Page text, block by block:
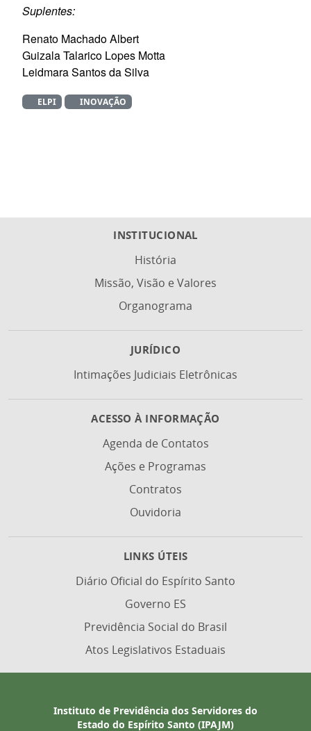
Suplentes:
Renato Machado Albert
Guizala Talarico Lopes Motta
Leidmara Santos da Silva
ELPI INOVAÇÃO
INSTITUCIONAL
História
Missão, Visão e Valores
Organograma
JURÍDICO
Intimações Judiciais Eletrônicas
ACESSO À INFORMAÇÃO
Agenda de Contatos
Ações e Programas
Contratos
Ouvidoria
LINKS ÚTEIS
Diário Oficial do Espírito Santo
Governo ES
Previdência Social do Brasil
Atos Legislativos Estaduais
Instituto de Previdência dos Servidores do
Estado do Espírito Santo (IPAJM)